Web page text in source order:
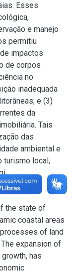
Esses
e manejo
permitiu
impactos
de corpos
no
inadequada
e (3)
da
Tais
das
ambiental e
turismo local,
the state of
coastal areas
of land
expansion of
has